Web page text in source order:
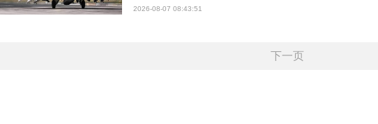
2026-08-07 08:43:51
下一页